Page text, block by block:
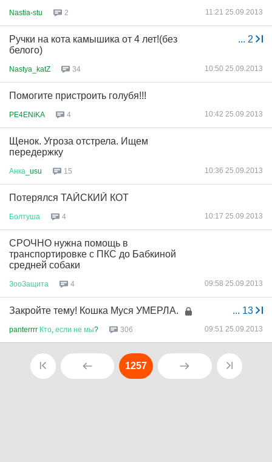
Nastia-stu 2 11:21 25.09.2013
... 2
Ручки на кота камышика от 4 лет!(без
белого)
Nastya_katZ 34 10:50 25.09.2013
Помогите пристроить голубя!!!
PE4ENiKA 4 10:42 25.09.2013
Щенок. Угроза отстрела. Ищем
передержку
Анка _usu 15 10:36 25.09.2013
Потерялся ТАЙСКИЙ КОТ
Болтуша 4 10:17 25.09.2013
СРОЧНО нужна помощь в
транспортировке с ПКС до Бабкиной
средней собаки
ЗооЗащита 4 09:58 25.09.2013
... 13
Закройте тему! Кошка Муся УМЕРЛА.
panterrrr Кто если не мы? 306 09:51 25.09.2013
1257